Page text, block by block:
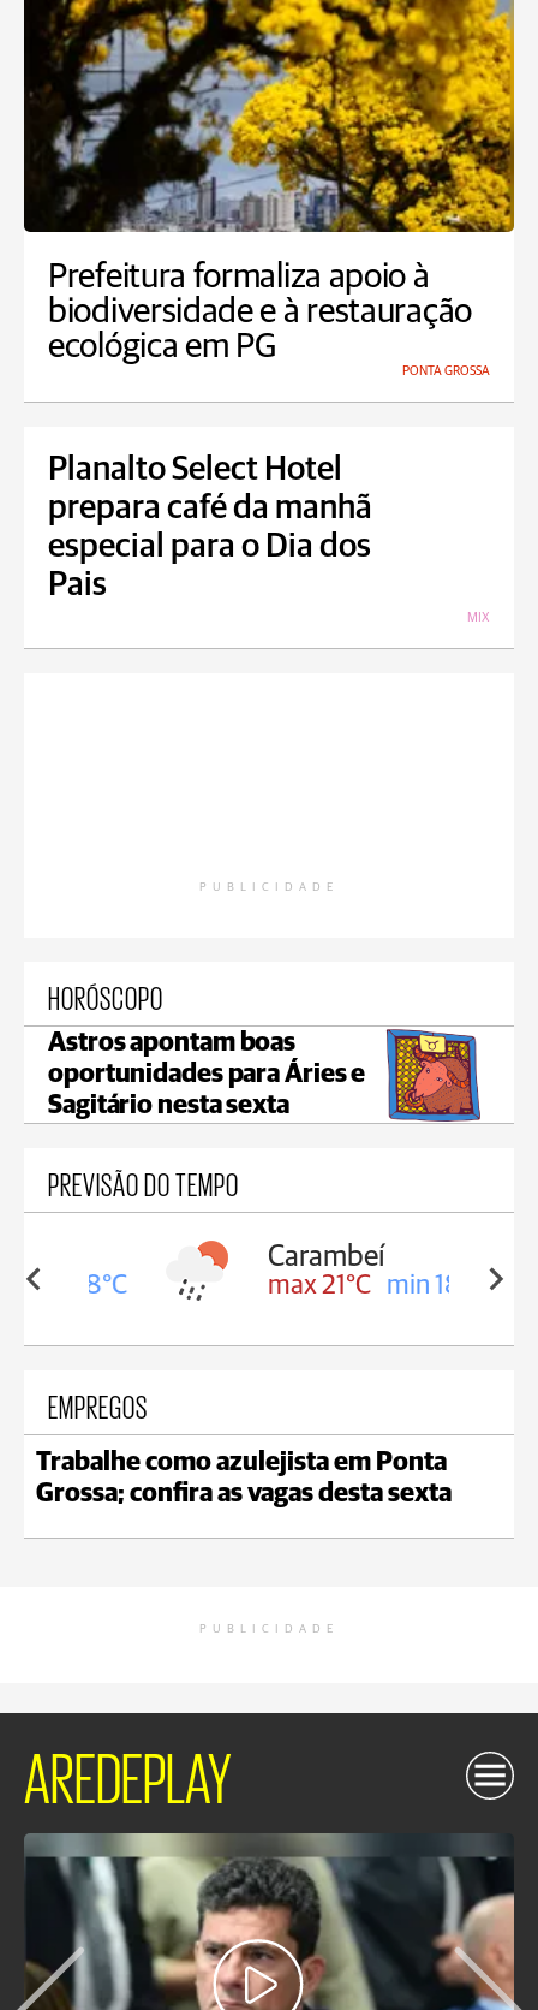
Prefeitura formaliza apoio à
biodiversidade e à restauração
ecológica em PG
PONTA GROSSA
Planalto Select Hotel
prepara café da manhã
especial para o Dia dos
Pais
MIX
PUBLICIDADE
HORÓSCOPO
Astros apontam boas
oportunidades para Áries e
Sagitário nesta sexta
PREVISÃO DO TEMPO
18°C
Carambeí
max 21°C min 18°C
EMPREGOS
Trabalhe como azulejista em Ponta
Grossa; confira as vagas desta sexta
PUBLICIDADE
AREDEPLAY